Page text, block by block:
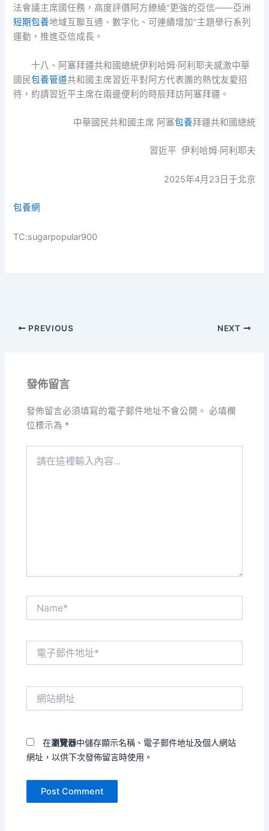
法會議主席國任務，高度評價阿方繚繞“更強的亞信——亞洲
短期包養地域互聯互通、數字化、可連續增加”主題舉行系列
運動，推進亞信成長。
十八、阿塞拜疆共和國總統伊利哈姆·阿利耶夫感激中華
國民包養管道共和國主席習近平對阿方代表團的熱忱友愛招
待，約請習近平主席在兩邊便利的時辰拜訪阿塞拜疆。
中華國民共和國主席 阿塞包養拜疆共和國總統
習近平 伊利哈姆·阿利耶夫
2025年4月23日于北京
包養網
TC:sugarpopular900
PREVIOUS NEXT
發佈留言
發佈留言必須填寫的電子郵件地址不會公開。 必填欄
位標示為 *
在瀏覽器中儲存顯示名稱、電子郵件地址及個人網站
網址，以供下次發佈留言時使用。